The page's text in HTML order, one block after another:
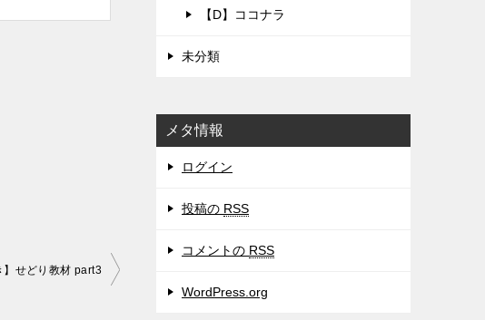
】せどり教材 part3
【D】ココナラ
未分類
メタ情報
ログイン
投稿の RSS
コメントの RSS
WordPress.org